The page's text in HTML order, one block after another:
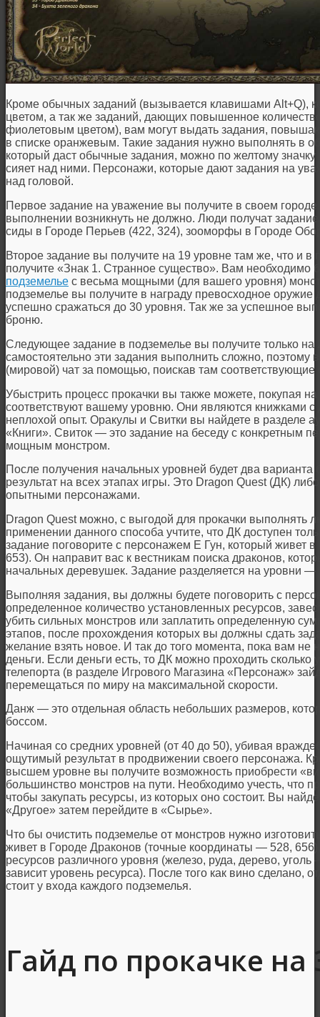
Кроме обычных заданий (вызывается клавишами Alt+Q),
цветом, а так же заданий, дающих повышенное
фиолетовым цветом), вам могут выдать задания,
в списке оранжевым. Такие задания нужно выполнять в
который даст обычные задания, можно по желтому
сияет над ними. Персонажи, которые дают задания на
над головой.
Первое задание на уважение вы получите в своем городе
выполнении возникнуть не должно. Люди получат
сиды в Городе Перьев (422, 324), зооморфы в Городе
Второе задание вы получите на 19 уровне там же, что и
получите «Знак 1. Странное существо». Вам необходимо
подземелье с весьма мощными (для вашего уровня)
подземелье вы получите в награду превосходное оружие
успешно сражаться до 30 уровня. Так же за успешное
броню.
Следующее задание в подземелье вы получите только на
самостоятельно эти задания выполнить сложно, поэтому
(мировой) чат за помощью, поискав там соответствующие
Убыстрить процесс прокачки вы также можете, покупая
соответствуют вашему уровню. Они являются книжками
неплохой опыт. Оракулы и Свитки вы найдете в разделе
«Книги». Свиток — это задание на беседу с конкретным
мощным монстром.
После получения начальных уровней будет два
результат на всех этапах игры. Это Dragon Quest (ДК)
опытными персонажами.
Dragon Quest можно, с выгодой для прокачки выполнять
применении данного способа учтите, что ДК доступен
задание поговорите с персонажем Е Гун, который живет
653). Он направит вас к вестникам поиска драконов,
начальных деревушек. Задание разделяется на уровни —
Выполняя задания, вы должны будете поговорить с
определенное количество установленных ресурсов,
убить сильных монстров или заплатить определенную
этапов, после прохождения которых вы должны сдать
желание взять новое. И так до того момента, пока вам не
деньги. Если деньги есть, то ДК можно проходить
телепорта (в разделе Игрового Магазина «Персонаж»
перемещаться по миру на максимальной скорости.
Данж — это отдельная область небольших размеров,
боссом.
Начиная со средних уровней (от 40 до 50), убивая
ощутимый результат в продвижении своего персонажа.
высшем уровне вы получите возможность приобрести
большинство монстров на пути. Необходимо учесть, что
чтобы закупать ресурсы, из которых оно состоит. Вы
«Другое» затем перейдите в «Сырье».
Что бы очистить подземелье от монстров нужно
живет в Городе Драконов (точные координаты — 528,
ресурсов различного уровня (железо, руда, дерево,
зависит уровень ресурса). После того как вино сделано,
стоит у входа каждого подземелья.
Гайд по прокачке на